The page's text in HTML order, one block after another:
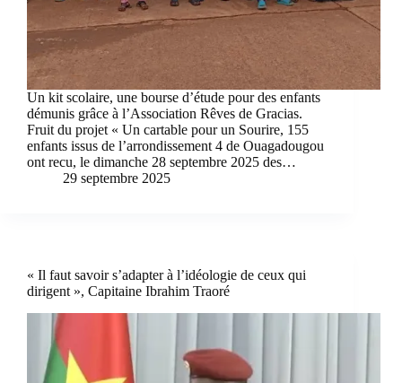
Un kit scolaire, une bourse d’étude pour des enfants
démunis grâce à l’Association Rêves de Gracias.
Fruit du projet « Un cartable pour un Sourire, 155
enfants issus de l’arrondissement 4 de Ouagadougou
ont recu, le dimanche 28 septembre 2025 des…
29 septembre 2025
« Il faut savoir s’adapter à l’idéologie de ceux qui
dirigent », Capitaine Ibrahim Traoré